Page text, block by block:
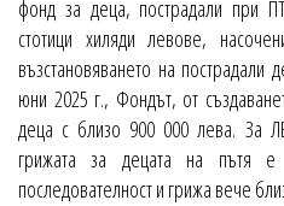
фонд за деца, пострадали при
стотици хиляди левове,
възстановяването на
юни 2025 г., Фондът, от
деца с близо 900 000 лева. За
грижата за децата на пътя
последователност и грижа вече